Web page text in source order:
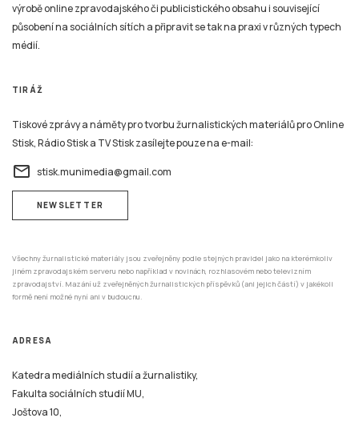
výrobě online zpravodajského či publicistického obsahu i související
působení na sociálních sítích a připravit se tak na praxi v různých typech
médií.
TIRÁŽ
Tiskové zprávy a náměty pro tvorbu žurnalistických materiálů pro Online
Stisk, Rádio Stisk a TV Stisk zasílejte pouze na e-mail:
email stisk.munimedia@gmail.com
NEWSLETTER
Všechny žurnalistické materiály jsou zveřejněny podle stejných pravidel jako na kterémkoliv
jiném zpravodajském serveru nebo například v novinách, rozhlasovém nebo televizním
zpravodajství. Mazání už zveřejněných žurnalistických příspěvků (ani jejich částí) v jakékoli
formě není možné nyní ani v budoucnu.
ADRESA
Katedra mediálních studií a žurnalistiky,
Fakulta sociálních studií MU,
Joštova 10,